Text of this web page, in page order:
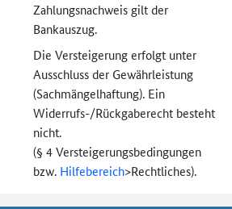
Zahlungsnachweis gilt der
Bankauszug.
Die Versteigerung erfolgt unter
Ausschluss der Gewährleistung
(Sachmängel­haftung). Ein
Widerrufs-/Rückgaberecht besteht
nicht.
(§ 4 Versteigerungs­bedingungen
bzw. Hilfebereich>Rechtliches).